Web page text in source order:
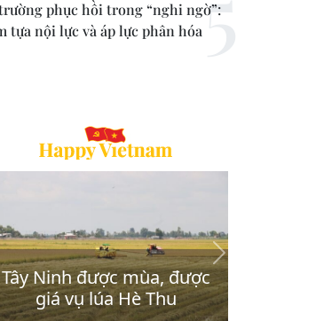
phục hồi trong “nghi ngờ”:
tựa nội lực và áp lực phân hóa